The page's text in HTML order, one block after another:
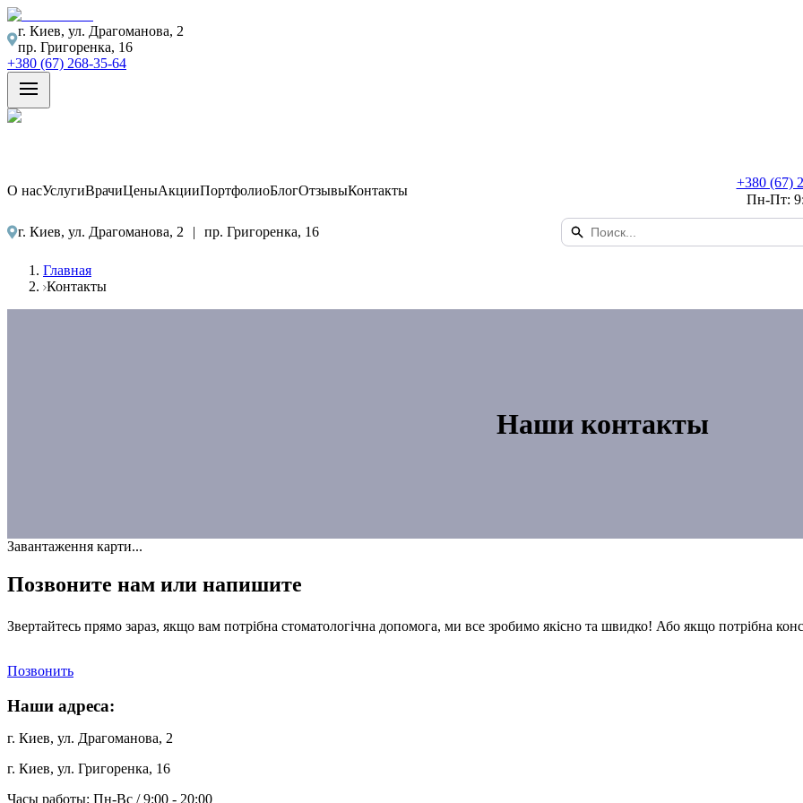
г. Киев, ул. Драгоманова, 2
пр. Григоренка, 16
+380 (67) 268-35-64
О насУслугиВрачиЦеныАкцииПортфолиоБлогОтзывыКонтакты
+380 (67)
Пн-Пт:
г. Киев, ул. Драгоманова, 2 | пр. Григоренка, 16
Главная
Контакты
Наши контакты
Завантаження карти...
Позвоните нам или напишите
Звертайтесь прямо зараз, якщо вам потрібна стоматологічна допомога, ми все зробимо якісно та швидко! Або якщо потрібна
Позвонить
Наши адреса:
г. Киев, ул. Драгоманова, 2
г. Киев, ул. Григоренка, 16
Часы работы: Пн-Вс / 9:00 - 20:00